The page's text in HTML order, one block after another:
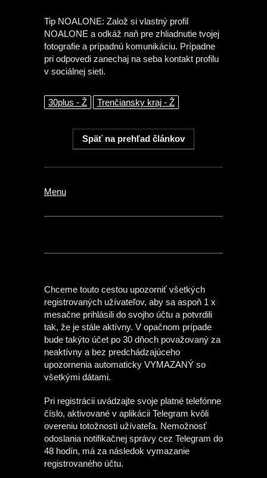
Tip NOALONE: Založ si vlastný profil
NOALONE a odkáž naň pre zhliadnutie tvojej
fotografie a prípadnú komunikáciu. Prípadne
pri odpovedi zanechaj na seba kontakt profilu
v sociálnej sieti.
30plus - Ž Trenčiansky kraj - Ž
Menu
Chceme touto cestou upozorniť všetkých
registrovaných užívateľov, aby sa aspoň 1 x
mesačne prihlásili do svojho účtu a potvrdili
tak, že je stále aktívny. V opačnom prípade
bude takýto účet po 30 dňoch považovaný za
neaktívny a bez predchádzajúceho
upozornenia automaticky VYMAZANÝ so
všetkými dátami.
Pri registrácii uvádzajte svoje platné telefónne
číslo, aktivované v aplikácii Telegram kvôli
overeniu totožnosti užívateľa. Nemožnosť
odoslania notifikačnej správy cez Telegram do
48 hodín, má za následok vymazanie
registrovaného účtu.